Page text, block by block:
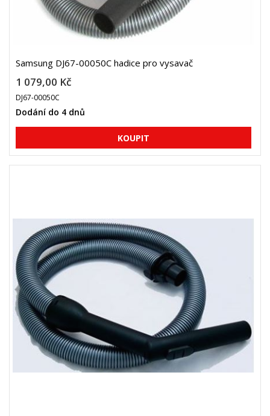
Samsung DJ67-00050C hadice pro vysavač
1 079,00 Kč
DJ67-00050C
Dodání do 4 dnů